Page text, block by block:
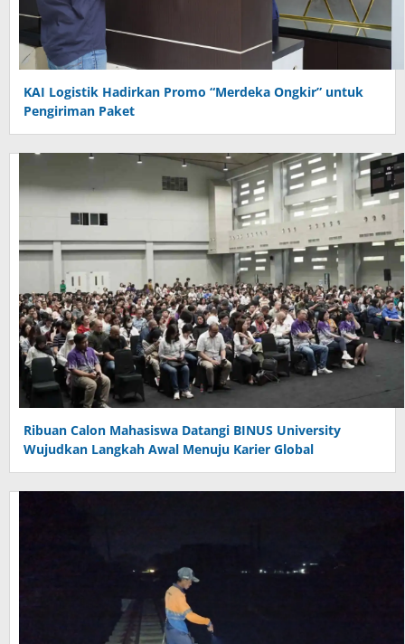
KAI Logistik Hadirkan Promo “Merdeka Ongkir” untuk
Pengiriman Paket
Ribuan Calon Mahasiswa Datangi BINUS University
Wujudkan Langkah Awal Menuju Karier Global